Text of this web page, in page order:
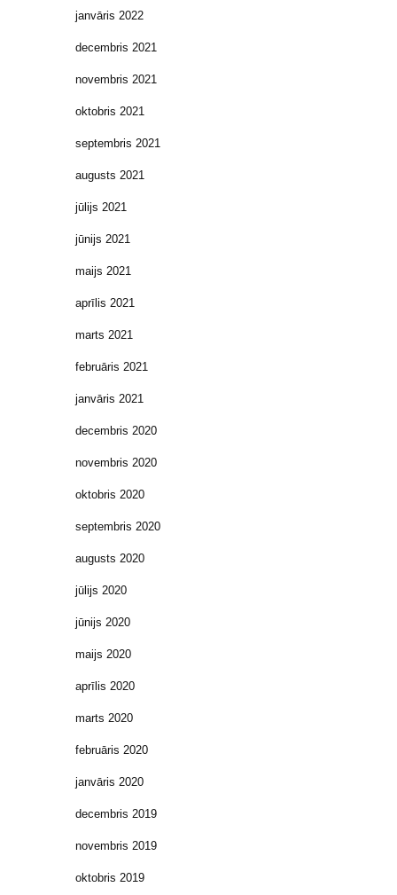
janvāris 2022
decembris 2021
novembris 2021
oktobris 2021
septembris 2021
augusts 2021
jūlijs 2021
jūnijs 2021
maijs 2021
aprīlis 2021
marts 2021
februāris 2021
janvāris 2021
decembris 2020
novembris 2020
oktobris 2020
septembris 2020
augusts 2020
jūlijs 2020
jūnijs 2020
maijs 2020
aprīlis 2020
marts 2020
februāris 2020
janvāris 2020
decembris 2019
novembris 2019
oktobris 2019